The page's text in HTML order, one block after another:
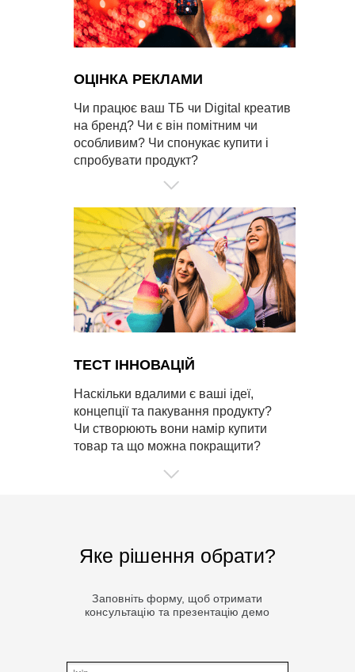
ОЦІНКА РЕКЛАМИ
Чи працює ваш ТБ чи Digital креатив
на бренд? Чи є він помітним чи
особливим? Чи спонукає купити і
спробувати продукт?
ТЕСТ ІННОВАЦІЙ
Наскільки вдалими є ваші ідеї,
концепції та пакування продукту?
Чи створюють вони намір купити
товар та що можна покращити?
Яке рішення обрати?
Заповніть форму, щоб отримати
консультацію та презентацію демо